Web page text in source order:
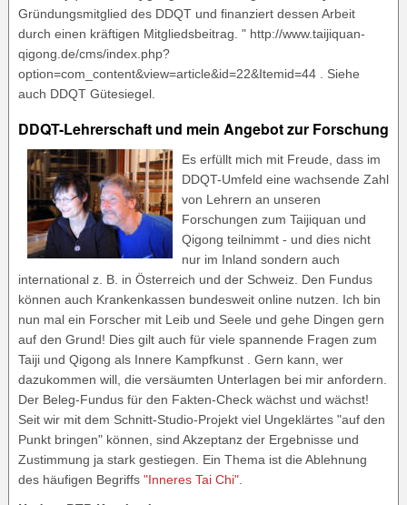
Gründungsmitglied des DDQT und finanziert dessen Arbeit
durch einen kräftigen Mitgliedsbeitrag. " http://www.taijiquan-
qigong.de/cms/index.php?
option=com_content&view=article&id=22&Itemid=44 . Siehe
auch DDQT Gütesiegel.
DDQT-Lehrerschaft und mein Angebot zur Forschung
Es erfüllt mich mit Freude, dass im
DDQT-Umfeld eine wachsende Zahl
von Lehrern an unseren
Forschungen zum Taijiquan und
Qigong teilnimmt - und dies nicht
nur im Inland sondern auch
international z. B. in Österreich und der Schweiz. Den Fundus
können auch Krankenkassen bundesweit online nutzen. Ich bin
nun mal ein Forscher mit Leib und Seele und gehe Dingen gern
auf den Grund! Dies gilt auch für viele spannende Fragen zum
Taiji und Qigong als Innere Kampfkunst . Gern kann, wer
dazukommen will, die versäumten Unterlagen bei mir anfordern.
Der Beleg-Fundus für den Fakten-Check wächst und wächst!
Seit wir mit dem Schnitt-Studio-Projekt viel Ungeklärtes "auf den
Punkt bringen" können, sind Akzeptanz der Ergebnisse und
Zustimmung ja stark gestiegen. Ein Thema ist die Ablehnung
des häufigen Begriffs "Inneres Tai Chi"